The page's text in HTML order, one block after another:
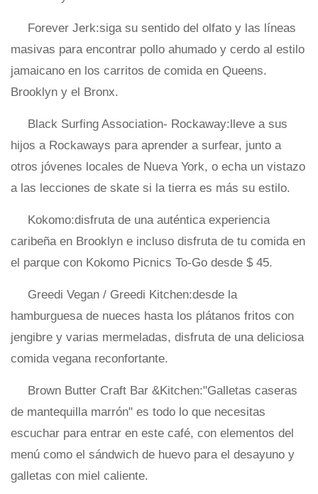
Forever Jerk:siga su sentido del olfato y las líneas
masivas para encontrar pollo ahumado y cerdo al estilo
jamaicano en los carritos de comida en Queens.
Brooklyn y el Bronx.
Black Surfing Association- Rockaway:lleve a sus
hijos a Rockaways para aprender a surfear, junto a
otros jóvenes locales de Nueva York, o echa un vistazo
a las lecciones de skate si la tierra es más su estilo.
Kokomo:disfruta de una auténtica experiencia
caribeña en Brooklyn e incluso disfruta de tu comida en
el parque con Kokomo Picnics To-Go desde $ 45.
Greedi Vegan / Greedi Kitchen:desde la
hamburguesa de nueces hasta los plátanos fritos con
jengibre y varias mermeladas, disfruta de una deliciosa
comida vegana reconfortante.
Brown Butter Craft Bar &Kitchen:"Galletas caseras
de mantequilla marrón" es todo lo que necesitas
escuchar para entrar en este café, con elementos del
menú como el sándwich de huevo para el desayuno y
galletas con miel caliente.